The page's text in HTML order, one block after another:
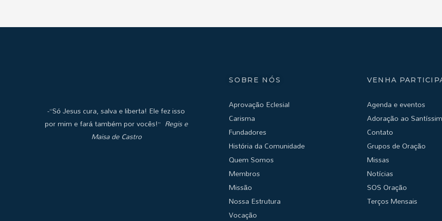
-“Só Jesus cura, salva e liberta! Ele fez isso
por mim e fará também por vocês!” Regis e
Maisa de Castro
SOBRE NÓS
Aprovação Eclesial
Carisma
Fundadores
História da Comunidade
Quem Somos
Membros
Missão
Nossa Estrutura
Vocação
VENHA
Agenda e eventos
Adoração ao
Contato
Grupos de Oração
Missas
Notícias
SOS Oração
Terços Mensais